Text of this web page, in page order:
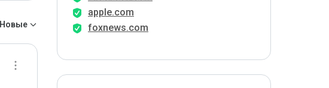
Новые
apple.com
foxnews.com